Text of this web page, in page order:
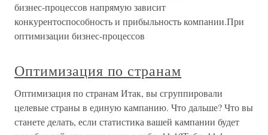
бизнес-процессов напрямую зависит
конкурентоспособность и прибыльность компании.При
оптимизации бизнес-процессов
Оптимизация по странам
Оптимизация по странам Итак, вы сгруппировали
целевые страны в единую кампанию. Что дальше? Что вы
станете делать, если статистика вашей кампании будет